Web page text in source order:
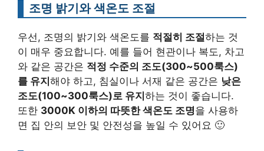
조명 밝기와 색온도 조절
우선, 조명의 밝기와 색온도를 적절히 조절하는 것
이 매우 중요합니다. 예를 들어 현관이나 복도, 차고
와 같은 공간은 적정 수준의 조도(300~500룩스)
를 유지 해야 하고, 침실이나 서재 같은 공간은 낮은
조도(100~300룩스)로 유지 하는 것이 좋습니다.
또한 3000K 이하의 따뜻한 색온도 조명을 사용하
면 집 안의 보안 및 안전성을 높일 수 있어요 🙂